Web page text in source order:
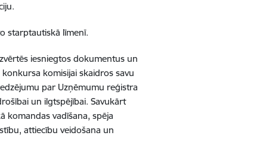
starptautiskā līmenī.
iesniegtos dokumentus un
komisijai skaidros savu
par Uzņēmumu reģistra
un ilgtspējībai. Savukārt
komandas vadīšana, spēja
attiecību veidošana un